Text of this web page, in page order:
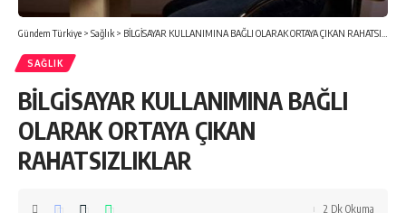
Gündem Türkiye > Sağlık > BİLGİSAYAR KULLANIMINA BAĞLI OLARAK ORTAYA ÇIKAN RAHATSIZLIKLAR
SAĞLIK
BİLGİSAYAR KULLANIMINA BAĞLI
OLARAK ORTAYA ÇIKAN
RAHATSIZLIKLAR
2 Dk Okuma